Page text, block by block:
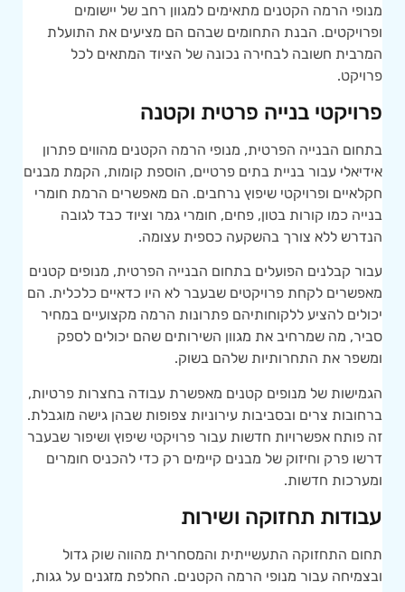
מנופי הרמה הקטנים מתאימים למגוון רחב של יישומים
ופרויקטים. הבנת התחומים שבהם הם מציעים את התועלת
המרבית חשובה לבחירה נכונה של הציוד המתאים לכל
פרויקט.
פרויקטי בנייה פרטית וקטנה
בתחום הבנייה הפרטית, מנופי הרמה הקטנים מהווים פתרון
אידיאלי עבור בניית בתים פרטיים, הוספת קומות, הקמת מבנים
חקלאיים ופרויקטי שיפוץ נרחבים. הם מאפשרים הרמת חומרי
בנייה כמו קורות בטון, פחים, חומרי גמר וציוד כבד לגובה
הנדרש ללא צורך בהשקעה כספית עצומה.
עבור קבלנים הפועלים בתחום הבנייה הפרטית, מנופים קטנים
מאפשרים לקחת פרויקטים שבעבר לא היו כדאיים כלכלית. הם
יכולים להציע ללקוחותיהם פתרונות הרמה מקצועיים במחיר
סביר, מה שמרחיב את מגוון השירותים שהם יכולים לספק
ומשפר את התחרותיות שלהם בשוק.
הגמישות של מנופים קטנים מאפשרת עבודה בחצרות פרטיות,
ברחובות צרים ובסביבות עירוניות צפופות שבהן גישה מוגבלת.
זה פותח אפשרויות חדשות עבור פרויקטי שיפוץ ושיפור שבעבר
דרשו פרק וחיזוק של מבנים קיימים רק כדי להכניס חומרים
ומערכות חדשות.
עבודות תחזוקה ושירות
תחום התחזוקה התעשייתית והמסחרית מהווה שוק גדול
ובצמיחה עבור מנופי הרמה הקטנים. החלפת מזגנים על גגות,